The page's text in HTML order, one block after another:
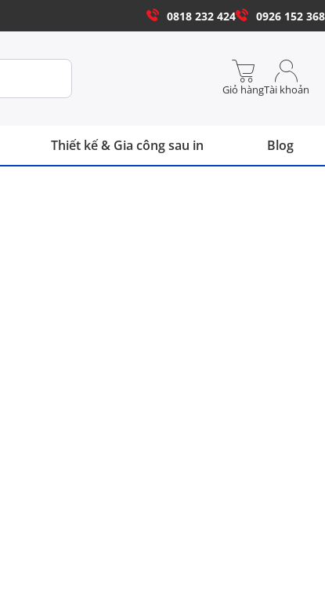
0818 232 424 0926 152 368
Giỏ hàngTài khoản
Thiết kế & Gia công sau in Blog